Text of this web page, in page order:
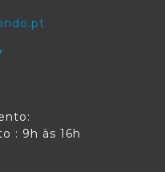
: 9h às 16h